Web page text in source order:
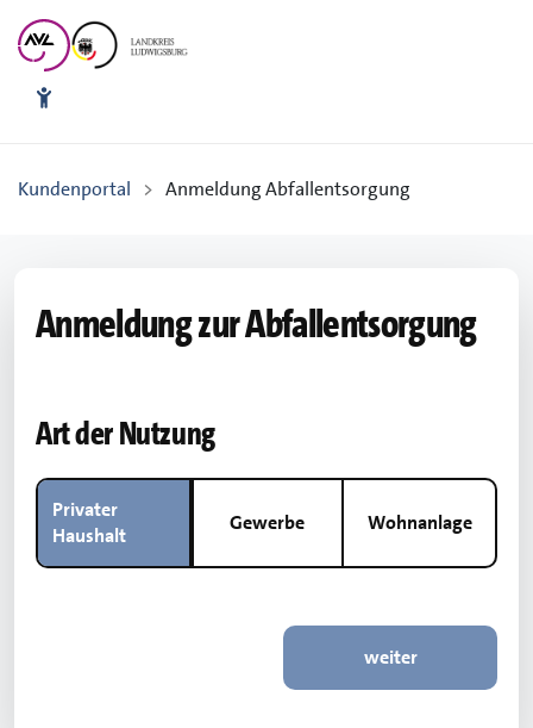
Kundenportal > Anmeldung Abfallentsorgung